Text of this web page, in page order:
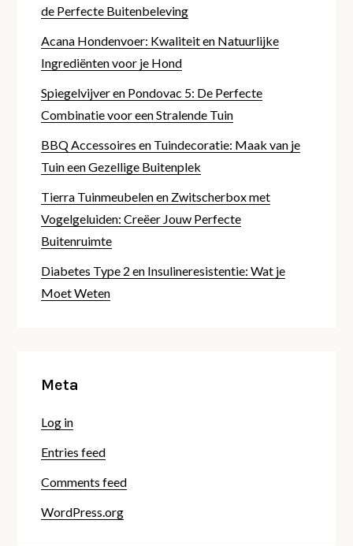
de Perfecte Buitenbeleving
Acana Hondenvoer: Kwaliteit en Natuurlijke
Ingrediënten voor je Hond
Spiegelvijver en Pondovac 5: De Perfecte
Combinatie voor een Stralende Tuin
BBQ Accessoires en Tuindecoratie: Maak van je
Tuin een Gezellige Buitenplek
Tierra Tuinmeubelen en Zwitscherbox met
Vogelgeluiden: Creëer Jouw Perfecte
Buitenruimte
Diabetes Type 2 en Insulineresistentie: Wat je
Moet Weten
Meta
Log in
Entries feed
Comments feed
WordPress.org